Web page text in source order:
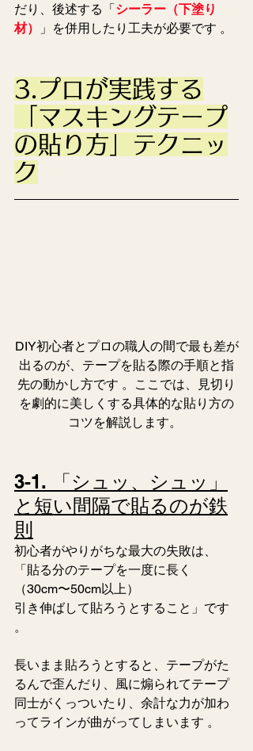
だり、後述する「シーラー（下塗り
材）
」を併用したり工夫が必要です 。
3.プロが実践する
「マスキングテープ
の貼り方」テクニッ
ク
DIY初心者とプロの職人の間で最も差が
出るのが、テープを貼る際の手順と指
先の動かし方です 。ここでは、見切り
を劇的に美しくする具体的な貼り方の
コツを解説します。
3-1. 「シュッ、シュッ」
と短い間隔で貼るのが鉄
則
初心者がやりがちな最大の失敗は、
「貼る分のテープを一度に長く
（30cm〜50cm以上）
引き伸ばして貼ろうとすること」です
。
長いまま貼ろうとすると、テープがた
るんで歪んだり、風に煽られてテープ
同士がくっついたり、余計な力が加わ
ってラインが曲がってしまいます 。